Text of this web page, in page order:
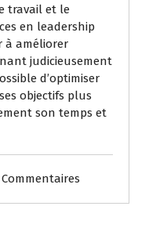
travail et le
en leadership
à améliorer
judicieusement
d’optimiser
objectifs plus
son temps et